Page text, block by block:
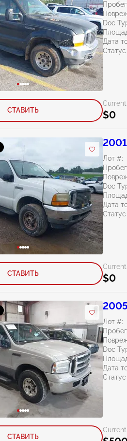
Doc
Дата
Статус
$0
СТАВИТЬ
Лот #:
Doc
Дата
Статус
$0
СТАВИТЬ
Лот #:
Doc
Дата
Статус
СТАВИТЬ